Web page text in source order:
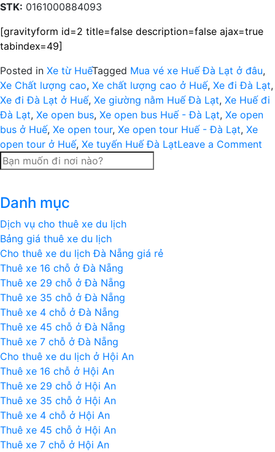
STK: 0161000884093
[gravityform id=2 title=false description=false ajax=true
tabindex=49]
Posted in Xe từ HuếTagged Mua vé xe Huế Đà Lạt ở đâu,
Xe Chất lượng cao, Xe chất lượng cao ở Huế, Xe đi Đà Lạt,
Xe đi Đà Lạt ở Huế, Xe giường nằm Huế Đà Lạt, Xe Huế đi
Đà Lạt, Xe open bus, Xe open bus Huế - Đà Lạt, Xe open
bus ở Huế, Xe open tour, Xe open tour Huế - Đà Lạt, Xe
open tour ở Huế, Xe tuyến Huế Đà LạtLeave a Comment
Danh mục
Dịch vụ cho thuê xe du lịch
Bảng giá thuê xe du lịch
Cho thuê xe du lịch Đà Nẵng giá rẻ
Thuê xe 16 chỗ ở Đà Nẵng
Thuê xe 29 chỗ ở Đà Nẵng
Thuê xe 35 chỗ ở Đà Nẵng
Thuê xe 4 chỗ ở Đà Nẵng
Thuê xe 45 chỗ ở Đà Nẵng
Thuê xe 7 chỗ ở Đà Nẵng
Cho thuê xe du lịch ở Hội An
Thuê xe 16 chỗ ở Hội An
Thuê xe 29 chỗ ở Hội An
Thuê xe 35 chỗ ở Hội An
Thuê xe 4 chỗ ở Hội An
Thuê xe 45 chỗ ở Hội An
Thuê xe 7 chỗ ở Hội An